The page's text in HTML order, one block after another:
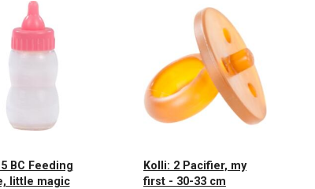
BC Feeding
little magic
Kolli: 2 Pacifier, my
first - 30-33 cm